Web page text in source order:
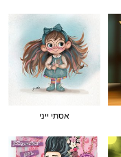
אסתי ייני